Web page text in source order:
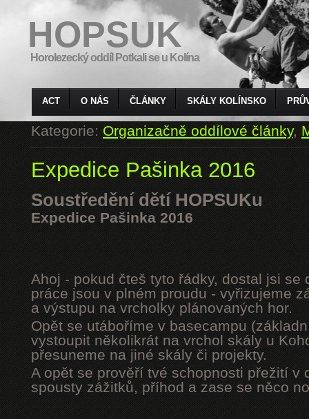
HOPSUK
Horolezecký oddíl Potkali se u Kolína
ACT O NÁS ČLÁNKY SKÁLY KOLÍNSKO
Kategorie:Organizačně oddílové články,
Expedice Pašinka 2016
Soustředění dětí HOPSUKu
Expedice Pašinka 2016
Ahoj - pokud čteš tyto řádky, dostal jsi se
práce jsou v plném proudu - vyřizujeme
a výstupu na vrcholky plánovaných hor.
Opět se utáboříme v basecampu
vystoupit několikrát na vrchol skály u
přesuneme na jiné skály či projekty.
A opět se prověří tvé schopnosti přežití v
spousty zážitků, příhod a zase se něco